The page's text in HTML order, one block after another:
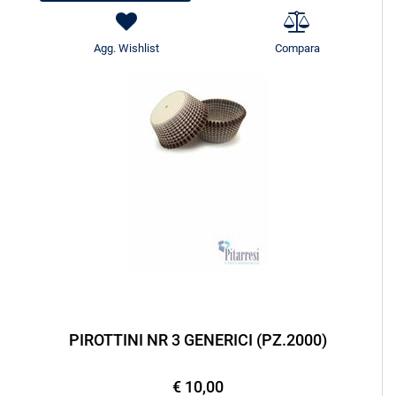
Agg. Wishlist Compara
PIROTTINI NR 3 GENERICI (PZ.2000)
€ 10,00